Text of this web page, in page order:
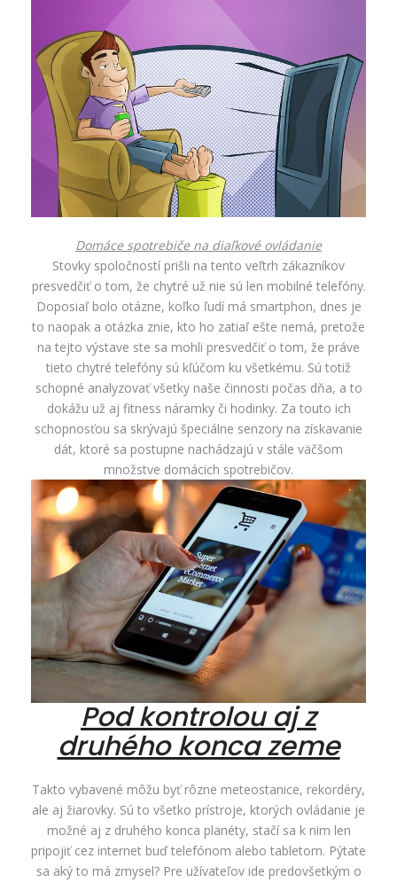
Domáce spotrebiče na diaľkové ovládanie
Stovky spoločností prišli na tento veľtrh zákazníkov
presvedčiť o tom, že chytré už nie sú len mobilné telefóny.
Doposiaľ bolo otázne, koľko ľudí má smartphon, dnes je
to naopak a otázka znie, kto ho zatiaľ ešte nemá, pretože
na tejto výstave ste sa mohli presvedčiť o tom, že práve
tieto chytré telefóny sú kľúčom ku všetkému. Sú totiž
schopné analyzovať všetky naše činnosti počas dňa, a to
dokážu už aj fitness náramky či hodinky. Za touto ich
schopnosťou sa skrývajú špeciálne senzory na získavanie
dát, ktoré sa postupne nachádzajú v stále väčšom
množstve domácich spotrebičov.
Pod kontrolou aj z
druhého konca zeme
Takto vybavené môžu byť rôzne meteostanice, rekordéry,
ale aj žiarovky. Sú to všetko prístroje, ktorých ovládanie je
možné aj z druhého konca planéty, stačí sa k nim len
pripojiť cez internet buď telefónom alebo tabletom. Pýtate
sa aký to má zmysel? Pre užívateľov ide predovšetkým o